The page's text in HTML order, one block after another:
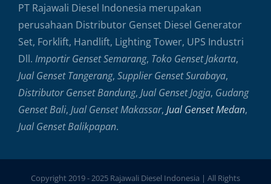
PT Rajawali Diesel Indonesia merupakan
perusahaan Distributor Genset Diesel Generator
Set, Forklift, Handlift, Lighting Tower, UPS Industri
Dll. Importir Genset Semarang, Toko Genset Jakarta,
Jual Genset Tangerang, Supplier Genset Surabaya,
Distributor Genset Bandung, Jual Genset Jogja, Gudang
Genset Bali, Jual Genset Makassar, Jual Genset Medan,
Jual Genset Balikpapan.
Copyright 2019 - 2025 Rajawali Diesel Indonesia | All Rights